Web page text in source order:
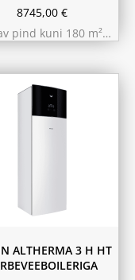
8745,00 €
pind kuni 180 m²…
230L
ALTHERMA 3 H HT